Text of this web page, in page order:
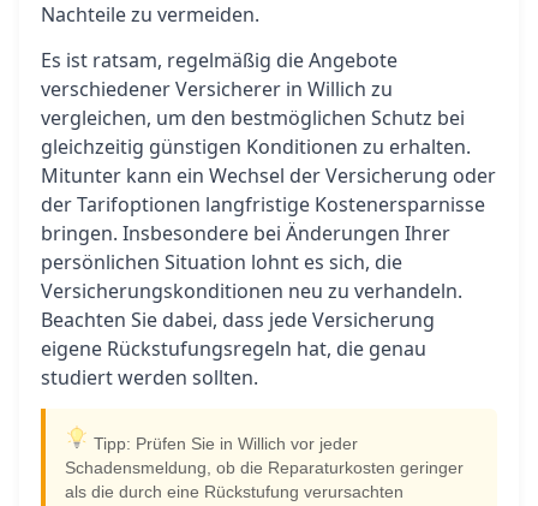
Nachteile zu vermeiden.
Es ist ratsam, regelmäßig die Angebote
verschiedener Versicherer in Willich zu
vergleichen, um den bestmöglichen Schutz bei
gleichzeitig günstigen Konditionen zu erhalten.
Mitunter kann ein Wechsel der Versicherung oder
der Tarifoptionen langfristige Kostenersparnisse
bringen. Insbesondere bei Änderungen Ihrer
persönlichen Situation lohnt es sich, die
Versicherungskonditionen neu zu verhandeln.
Beachten Sie dabei, dass jede Versicherung
eigene Rückstufungsregeln hat, die genau
studiert werden sollten.
Tipp: Prüfen Sie in Willich vor jeder
Schadensmeldung, ob die Reparaturkosten geringer
als die durch eine Rückstufung verursachten